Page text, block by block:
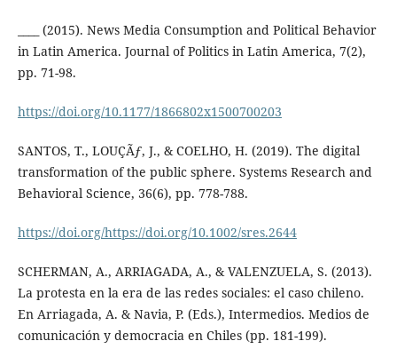
____ (2015). News Media Consumption and Political Behavior
in Latin America. Journal of Politics in Latin America, 7(2),
pp. 71-98.
https://doi.org/10.1177/1866802x1500700203
SANTOS, T., LOUÇÃƒ, J., & COELHO, H. (2019). The digital
transformation of the public sphere. Systems Research and
Behavioral Science, 36(6), pp. 778-788.
https://doi.org/https://doi.org/10.1002/sres.2644
SCHERMAN, A., ARRIAGADA, A., & VALENZUELA, S. (2013).
La protesta en la era de las redes sociales: el caso chileno.
En Arriagada, A. & Navia, P. (Eds.), Intermedios. Medios de
comunicación y democracia en Chiles (pp. 181-199).